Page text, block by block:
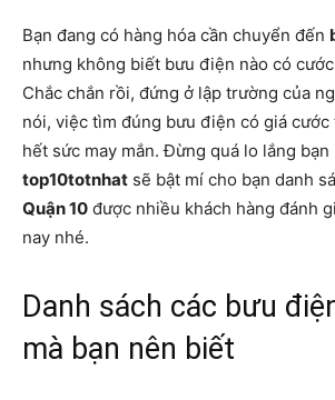
Bạn đang có hàng hóa cần chuyển đến
nhưng không biết bưu điện nào có
Chắc chắn rồi, đứng ở lập trường của
nói, việc tìm đúng bưu điện có giá
hết sức may mắn. Đừng quá lo lắng bạn
top10totnhat sẽ bật mí cho bạn danh
Quận 10 được nhiều khách hàng đánh
nay nhé.
Danh sách các bưu
mà bạn nên biết